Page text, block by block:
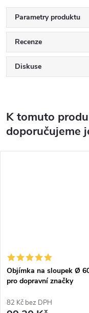
Parametry produktu
Recenze
Diskuse
K tomuto
doporučujeme
Objímka na sloupek Ø
pro dopravní značky
82 Kč bez DPH